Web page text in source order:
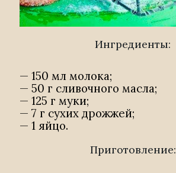
Ингредиенты:
— 150 мл молока;
— 50 г сливочного масла;
— 125 г муки;
— 7 г сухих дрожжей;
— 1 яйцо.
Приготовление: